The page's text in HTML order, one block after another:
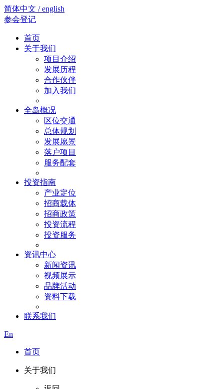
简体中文 / english
参会登记
首页
关于我们
项目介绍
发展历程
合作伙伴
加入我们
全岛概况
区位交通
总体规划
发展愿景
落户项目
服务配套
投资指南
产业定位
招商载体
招商政策
投资流程
投资服务
资讯中心
新闻资讯
视频展示
品牌活动
资料下载
联系我们
En
首页
关于我们